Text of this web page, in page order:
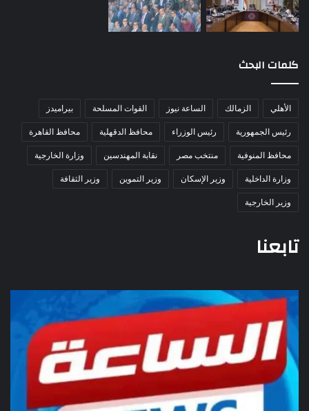
كلمات البحث
الأهلي الزمالك الساعة نيوز القوات المسلحة
بيراميدز
رئيس الجمهورية
رئيس الوزراء محافظ الدقهلية
محافظ القاهرة
محافظ المنوفية
منتخب مصر نقابة المهندسين
وزارة الخارجية
وزارة الداخلية
وزير الإسكان وزير التموين
وزير الثقافة
وزير الخارجية
تابعنا